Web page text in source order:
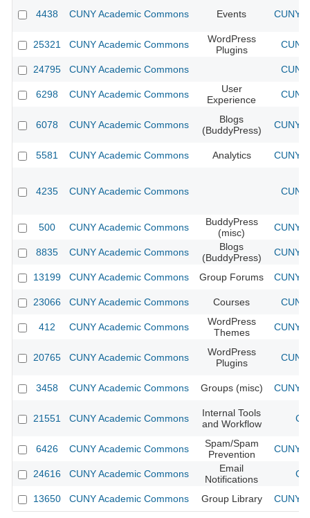
4438 CUNY Academic Commons Events CUNY
25321 CUNY Academic Commons
WordPress
Plugins
24795 CUNY Academic Commons
6298 CUNY Academic Commons
User
Experience
6078 CUNY Academic Commons
Blogs
(BuddyPress)
CUNY
5581 CUNY Academic Commons Analytics CUNY
4235 CUNY Academic Commons
500 CUNY Academic Commons
BuddyPress
(misc)
CUNY
8835 CUNY Academic Commons
Blogs
(BuddyPress)
CUNY
13199 CUNY Academic Commons Group Forums CUNY
23066 CUNY Academic Commons Courses
412 CUNY Academic Commons
WordPress
Themes
CUNY
20765 CUNY Academic Commons
WordPress
Plugins
3458 CUNY Academic Commons Groups (misc) CUNY
21551 CUNY Academic Commons
Internal Tools
and Workflow
6426 CUNY Academic Commons
Spam/Spam
Prevention
CUNY
24616 CUNY Academic Commons
Email
Notifications
13650 CUNY Academic Commons Group Library CUNY